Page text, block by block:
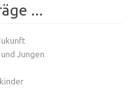
...
Jungen